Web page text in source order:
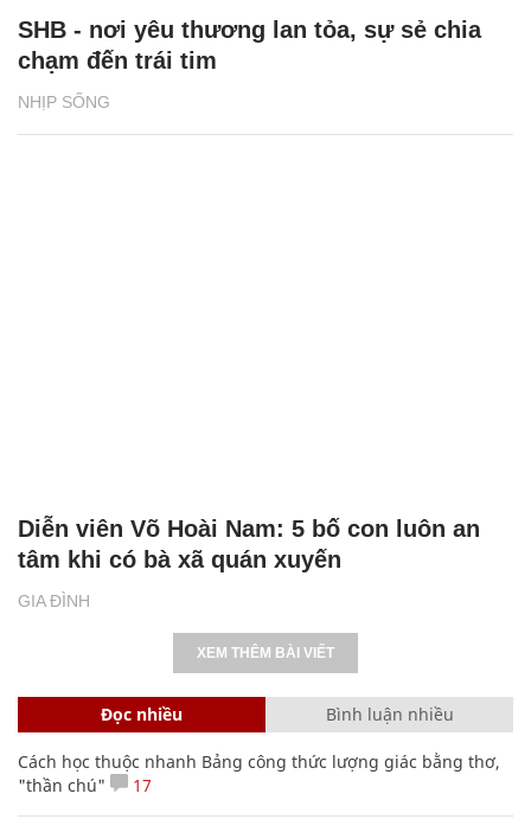
NHỊP SỐNG
SHB - nơi yêu thương lan tỏa, sự sẻ chia
chạm đến trái tim
GIA ĐÌNH
Diễn viên Võ Hoài Nam: 5 bố con luôn an
tâm khi có bà xã quán xuyến
XEM THÊM BÀI VIẾT
Đọc nhiều Bình luận nhiều
Cách học thuộc nhanh Bảng công thức lượng giác bằng thơ,
"thần chú"
17